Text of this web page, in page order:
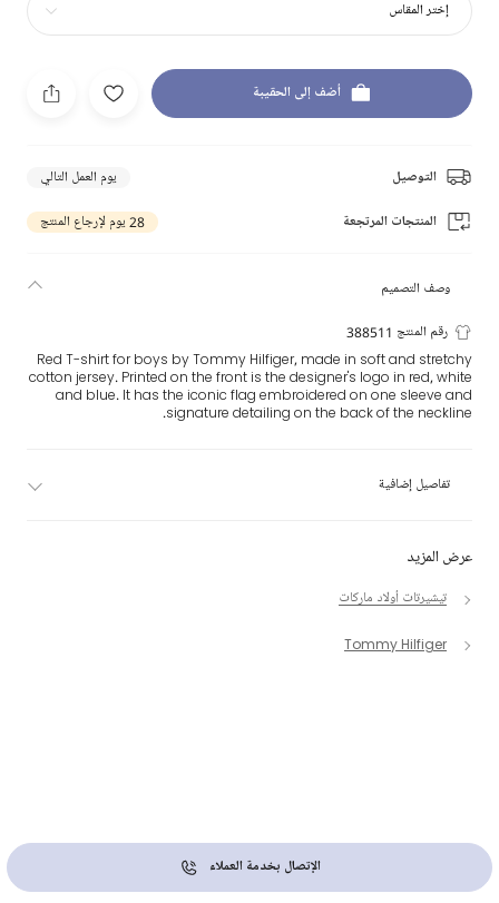
إختر المقاس
أضف إلى الحقيبة
التوصيل يوم العمل التالي
المنتجات المرتجعة 28 يوم لإرجاع المنتج
عرض المزيد
تيشيرتات أولاد ماركات
Tommy Hilfiger
وصف التصميم
رقم المنتج 388511
Red T-shirt for boys by Tommy Hilfiger, made in soft and stretchy
cotton jersey. Printed on the front is the designer's logo in red, white
and blue. It has the iconic flag embroidered on one sleeve and
signature detailing on the back of the neckline.
تفاصيل إضافية
الإتصال بخدمة العملاء